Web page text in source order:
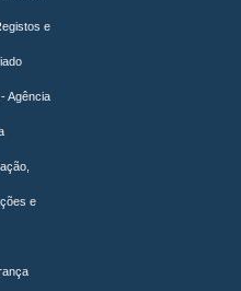
e
Agência
e